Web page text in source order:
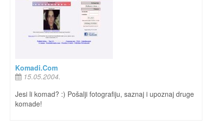
Komadi.Com
15.05.2004.
Jesi li komad? :) Pošalji fotografiju, saznaj i upoznaj druge
komade!